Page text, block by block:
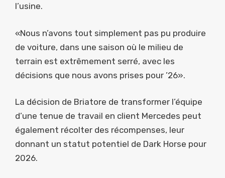
l’usine.
«Nous n’avons tout simplement pas pu produire
de voiture, dans une saison où le milieu de
terrain est extrêmement serré, avec les
décisions que nous avons prises pour ’26».
La décision de Briatore de transformer l’équipe
d’une tenue de travail en client Mercedes peut
également récolter des récompenses, leur
donnant un statut potentiel de Dark Horse pour
2026.